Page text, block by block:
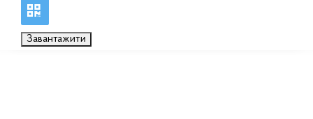
Завантажити